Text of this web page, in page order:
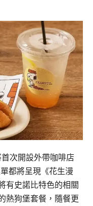
次開設外帶咖啡店
都將呈現《花生漫
有史諾比特色的相關
熱狗堡套餐，隨餐更